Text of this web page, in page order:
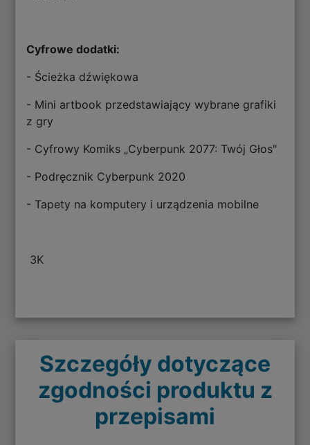
Cyfrowe dodatki:
- Ścieżka dźwiękowa
- Mini artbook przedstawiający wybrane grafiki
z gry
- Cyfrowy Komiks „Cyberpunk 2077: Twój Głos"
- Podręcznik Cyberpunk 2020
- Tapety na komputery i urządzenia mobilne
3K
Szczegóły dotyczące
zgodności produktu z
przepisami